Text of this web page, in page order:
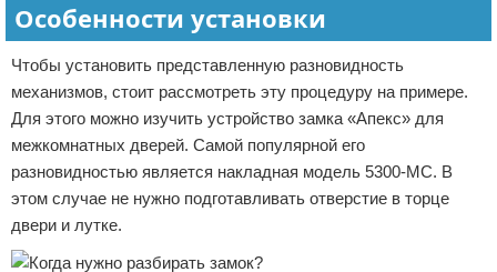
Особенности установки
Чтобы установить представленную разновидность
механизмов, стоит рассмотреть эту процедуру на примере.
Для этого можно изучить устройство замка «Апекс» для
межкомнатных дверей. Самой популярной его
разновидностью является накладная модель 5300-МС. В
этом случае не нужно подготавливать отверстие в торце
двери и лутке.